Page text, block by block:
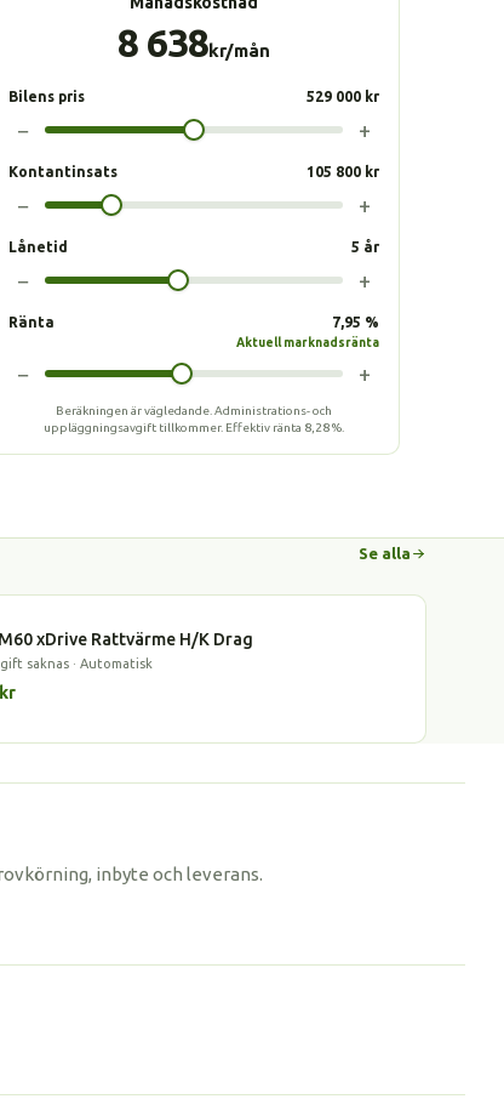
8 638kr/mån
Bilens pris 529 000 kr
− +
Kontantinsats 105 800 kr
− +
Lånetid 5 år
− +
Ränta 7,95 %
Aktuell marknadsränta
− +
Beräkningen är vägledande. Administrations- och
uppläggningsavgift tillkommer. Effektiv ränta 8,28 %
Se alla
xDrive Rattvärme H/K Drag
saknas · Automatisk
inbyte och leverans.